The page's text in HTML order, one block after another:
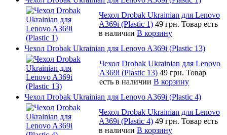
Чехол Drobak Ukrainian для Lenovo
A369i (Plastic 1) 49 грн. Товар есть
в наличии В корзину
Чехол Drobak Ukrainian для Lenovo A369i (Plastic 13)
Чехол Drobak Ukrainian для Lenovo
A369i (Plastic 13) 49 грн. Товар
есть в наличии В корзину
Чехол Drobak Ukrainian для Lenovo A369i (Plastic 4)
Чехол Drobak Ukrainian для Lenovo
A369i (Plastic 4) 49 грн. Товар есть
в наличии В корзину